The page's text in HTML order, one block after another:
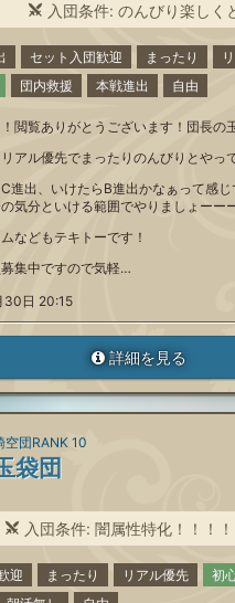
入団条件: のんびり楽しく
セット入団歓迎 まったり
団内救援 本戦進出 自由
閲覧ありがとうございます！団長の
アル優先でまったりのんびりとやっ
進出、いけたらB進出かなぁって感じ
気分といける範囲でやりましょーーー
などもテキトーです！
集中ですので気軽…
30日 20:15
詳細を見る
袋団
空団RANK 10
入団条件: 闇属性特化！！！！
迎 まったり リアル優先
初